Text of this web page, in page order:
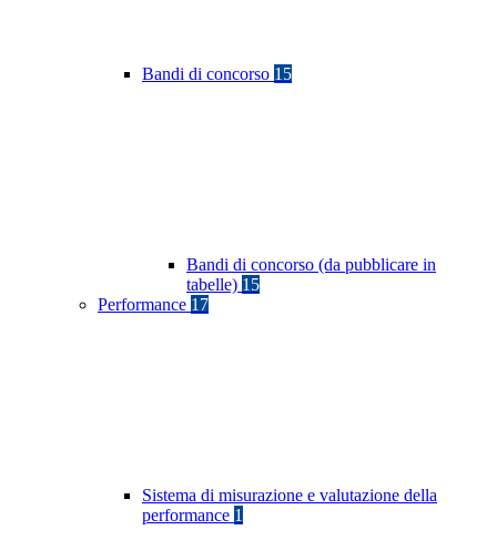
Bandi di concorso 15
Bandi di concorso (da pubblicare in
tabelle) 15
Performance 17
Sistema di misurazione e valutazione della
performance 1